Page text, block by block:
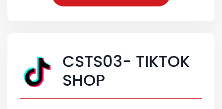
CSTS03- TIKTOK
SHOP